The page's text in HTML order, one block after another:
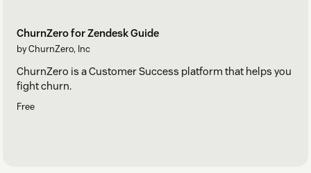
ChurnZero for Zendesk Guide
by ChurnZero, Inc
ChurnZero is a Customer Success platform that helps you
fight churn.
Free